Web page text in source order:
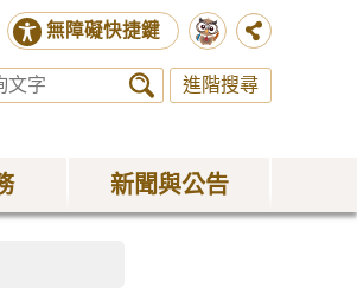
無障礙快捷鍵
進階搜尋
新聞與公告